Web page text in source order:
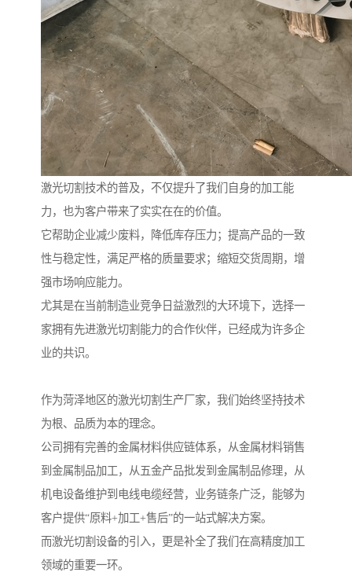
激光切割技术的普及，不仅提升了我们自身的加工能
力，也为客户带来了实实在在的价值。
它帮助企业减少废料，降低库存压力；提高产品的一致
性与稳定性，满足严格的质量要求；缩短交货周期，增
强市场响应能力。
尤其是在当前制造业竞争日益激烈的大环境下，选择一
家拥有先进激光切割能力的合作伙伴，已经成为许多企
业的共识。
作为菏泽地区的激光切割生产厂家，我们始终坚持技术
为根、品质为本的理念。
公司拥有完善的金属材料供应链体系，从金属材料销售
到金属制品加工，从五金产品批发到金属制品修理，从
机电设备维护到电线电缆经营，业务链条广泛，能够为
客户提供“原料+加工+售后”的一站式解决方案。
而激光切割设备的引入，更是补全了我们在高精度加工
领域的重要一环。